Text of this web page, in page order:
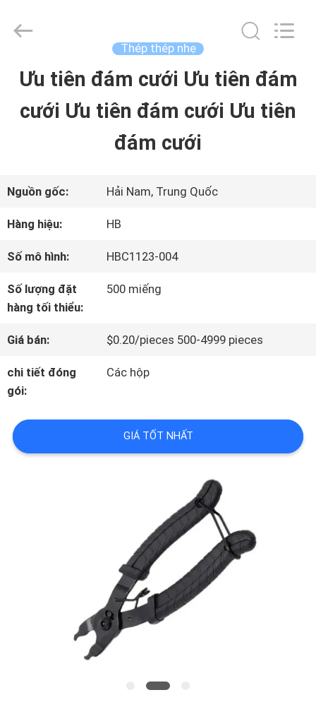
NHÀ
VỀ
CHÚNG
TÔI
THAM
QUAN
NHÀ
MÁY
LuoX
Electric
Rights
Developed
Thép thép nhẹ
Ưu tiên đám cưới Ưu tiên đám
cưới Ưu tiên đám cưới Ưu tiên
đám cưới
Nguồn gốc: Hải Nam, Trung Quốc
Hàng hiệu: HB
Số mô hình: HBC1123-004
Số lượng đặt
hàng tối thiểu:
500 miếng
Giá bán: $0.20/pieces 500-4999 pieces
chi tiết đóng
gói:
Các hộp
GIÁ TỐT NHẤT